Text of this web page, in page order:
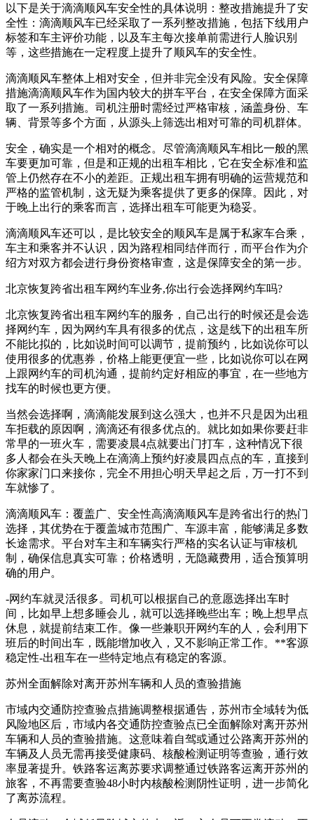
以下是关于滴滴顺风车安全性的具体说明：整改措施提升了安
全性：滴滴顺风车已经采取了一系列整改措施，包括下线用户
标签和车主评价功能，以及车主每次接单前需进行人脸识别
等，这些措施在一定程度上提升了顺风车的安全性。
滴滴顺风车整体上相对安全，但并非完全没有风险。安全保障
措施滴滴顺风车作为国内较大的拼车平台，在安全保障方面采
取了一系列措施。司机注册时需经过严格审核，涵盖身份、车
辆、背景等多个方面，从源头上筛选出相对可靠的司机群体。
安全，确实是一个相对的概念。尽管滴滴顺风车相比一般的黑
车要更加可靠，但是和正规的出租车相比，它在安全标准和监
管上仍然存在不小的差距。正规出租车拥有明确的运营规范和
严格的监管机制，这无疑为乘客提供了更多的保障。因此，对
于晚上出行的乘客而言，选择出租车可能更为稳妥。
滴滴顺风车还可以，是比较安全的顺风车是属于私家车合乘，
车主和乘客并不认识，因为路程相同结伴而行，而平台作为介
绍方对双方都会进行身份资格审查，这是保障安全的第一步。
北京恢复跨省出租车网约车业务,你出行会选择网约车吗?
北京恢复跨省出租车网约车的服务，自己出行的时候还是会选
择网约车，因为网约车具有很多的优点，这是线下的出租车所
不能比拟的，比如说时间可以调节，提前预约，比如说你可以
使用很多的优惠券，价格上能更便宜一些，比如说你可以在网
上跟网约车的司机沟通，提前约定好相应的事宜，在一些地方
找车的时候也更方便。
当然会选择啊，滴滴能发展到这么强大，也并不只是因为出租
车拒载的原因啊，滴滴还有很多优点的。就比如如果你要赶非
常早的一班火车，需要凌晨4点就要出门打车，这种情况下很
多人都会在头天晚上在滴滴上预约好凌晨四点点的车，直接到
你家家门口来接你，完全不用担心明天早起之后，万一打不到
车就惨了。
滴滴顺风车：覆盖广、安全性高滴滴顺风车是跨省出行的热门
选择，其优势在于覆盖城市范围广、车源丰富，能够满足多数
长途需求。平台对车主和车辆实行严格的实名认证与审核机
制，确保信息真实可靠；价格透明，无隐藏费用，适合预算明
确的用户。
-网约车就灵活很多。司机可以根据自己的意愿选择出车时
间，比如早上想多睡会儿，就可以选择晚些出车；晚上想早点
休息，就提前结束工作。像一些兼职开网约车的人，会利用下
班后的时间出车，既能增加收入，又不影响正常工作。**客源
稳定性-出租车在一些特定地点有稳定的客源。
苏州全面解除对离开苏州车辆和人员的查验措施
市域内交通防控查验点措施调整根据通告，苏州市全域转为低
风险地区后，市域内各交通防控查验点已全面解除对离开苏州
车辆和人员的查验措施。这意味着自驾或通过公路离开苏州的
车辆及人员无需再接受健康码、核酸检测证明等查验，通行效
率显著提升。铁路客运离苏要求调整通过铁路客运离开苏州的
旅客，不再需要查验48小时内核酸检测阴性证明，进一步简化
了离苏流程。